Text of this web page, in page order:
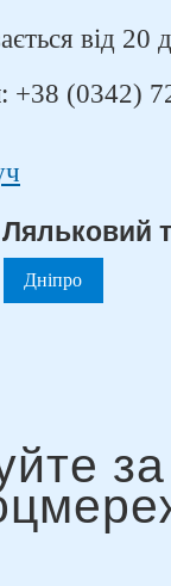
від 20
: +38 (0342)
Дніпро